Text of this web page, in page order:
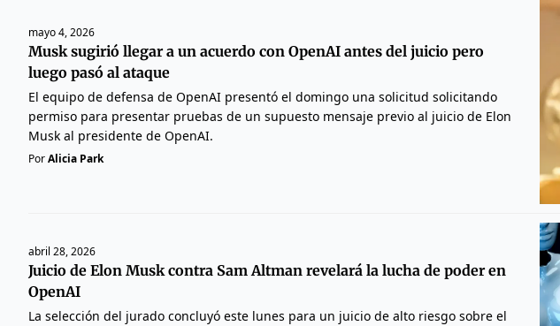
mayo 4, 2026
Musk sugirió llegar a un acuerdo con OpenAI antes del juicio pero
luego pasó al ataque
El equipo de defensa de OpenAI presentó el domingo una solicitud solicitando
permiso para presentar pruebas de un supuesto mensaje previo al juicio de Elon
Musk al presidente de OpenAI.
PorAlicia Park
abril 28, 2026
Juicio de Elon Musk contra Sam Altman revelará la lucha de poder en
OpenAI
La selección del jurado concluyó este lunes para un juicio de alto riesgo sobre el